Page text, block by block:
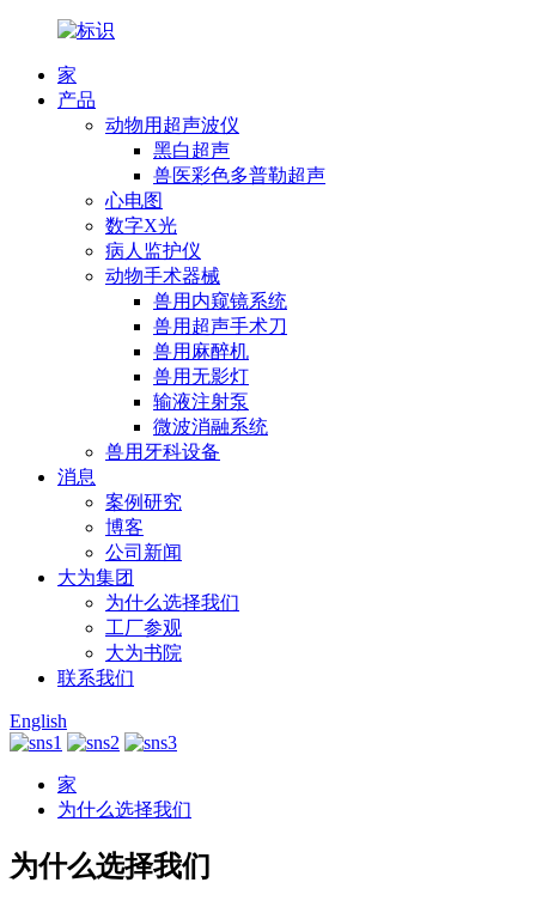
家
产品
动物用超声波仪
黑白超声
兽医彩色多普勒超声
心电图
数字X光
病人监护仪
动物手术器械
兽用内窥镜系统
兽用超声手术刀
兽用麻醉机
兽用无影灯
输液注射泵
微波消融系统
兽用牙科设备
消息
案例研究
博客
公司新闻
大为集团
为什么选择我们
工厂参观
大为书院
联系我们
English
家
为什么选择我们
为什么选择我们